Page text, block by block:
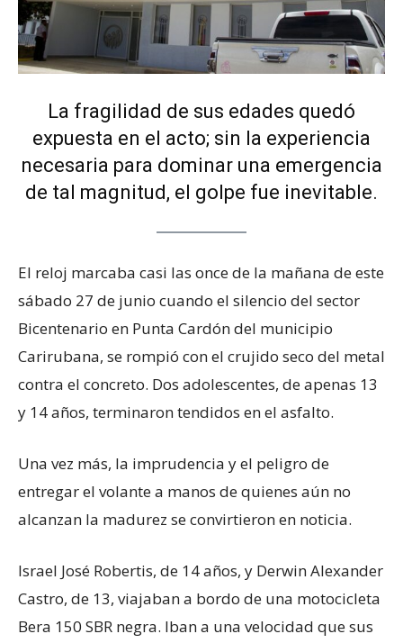
La fragilidad de sus edades quedó
expuesta en el acto; sin la experiencia
necesaria para dominar una emergencia
de tal magnitud, el golpe fue inevitable.
El reloj marcaba casi las once de la mañana de este
sábado 27 de junio cuando el silencio del sector
Bicentenario en Punta Cardón del municipio
Carirubana, se rompió con el crujido seco del metal
contra el concreto. Dos adolescentes, de apenas 13
y 14 años, terminaron tendidos en el asfalto.
Una vez más, la imprudencia y el peligro de
entregar el volante a manos de quienes aún no
alcanzan la madurez se convirtieron en noticia.
Israel José Robertis, de 14 años, y Derwin Alexander
Castro, de 13, viajaban a bordo de una motocicleta
Bera 150 SBR negra. Iban a una velocidad que sus